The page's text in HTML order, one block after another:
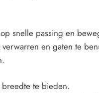
snelle passing en
en gaten te
te bieden.